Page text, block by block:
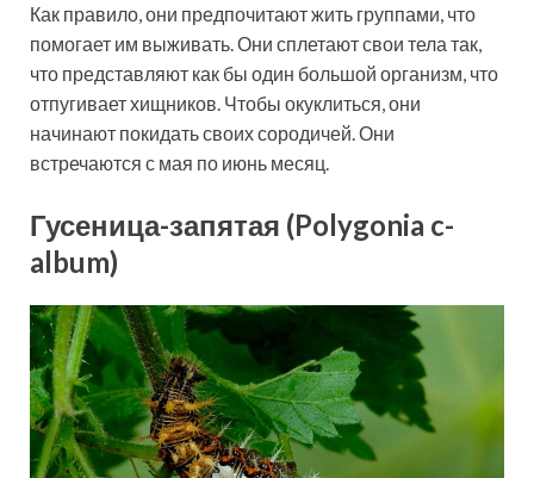
Как правило, они предпочитают жить группами, что
помогает им выживать. Они сплетают свои тела так,
что представляют как бы один большой организм, что
отпугивает хищников. Чтобы окуклиться, они
начинают покидать своих сородичей. Они
встречаются с мая по июнь месяц.
Гусеница-запятая (Polygonia c-
album)